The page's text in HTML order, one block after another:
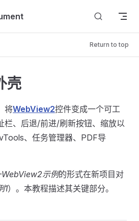
Return to top
壳
将WebView2控件变成一个可工
栏、后退/前进/刷新按钮、缩放以
、任务管理器、PDF导
示例的形式在新项目对
1）。本教程描述其关键部分。